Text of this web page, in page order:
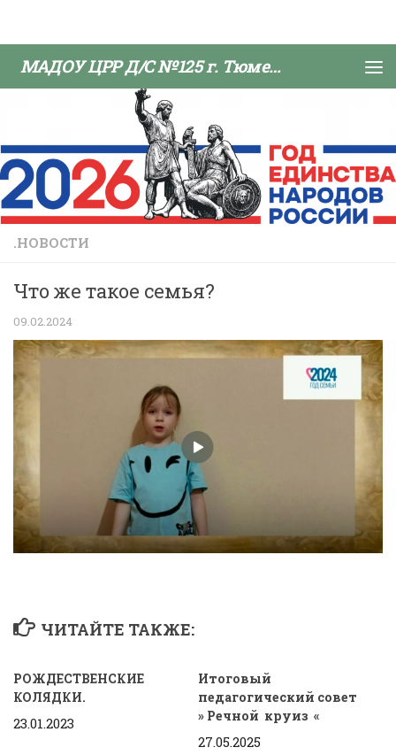
МАДОУ ЦРР Д/С №125 г. Тюмени
.НОВОСТИ
Что же такое семья?
09.02.2024
ЧИТАЙТЕ ТАКЖЕ:
РОЖДЕСТВЕНСКИЕ
КОЛЯДКИ.
23.01.2023
Итоговый
педагогический совет
» Речной круиз «
27.05.2025